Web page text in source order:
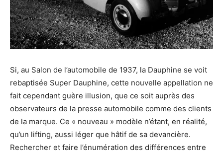
Si, au Salon de l’automobile de 1937, la Dauphine se voit
rebaptisée Super Dauphine, cette nouvelle appellation ne
fait cependant guère illusion, que ce soit auprès des
observateurs de la presse automobile comme des clients
de la marque. Ce « nouveau » modèle n’étant, en réalité,
qu’un lifting, aussi léger que hâtif de sa devancière.
Rechercher et faire l’énumération des différences entre